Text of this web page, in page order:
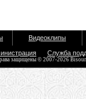
Видеоклипы
Служба
защищены © 2007-2026